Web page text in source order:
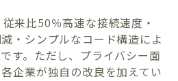
来比50％高速な接続速度・
・シンプルなコード構造によ
す。ただし、プライバシー面
企業が独自の改良を加えてい